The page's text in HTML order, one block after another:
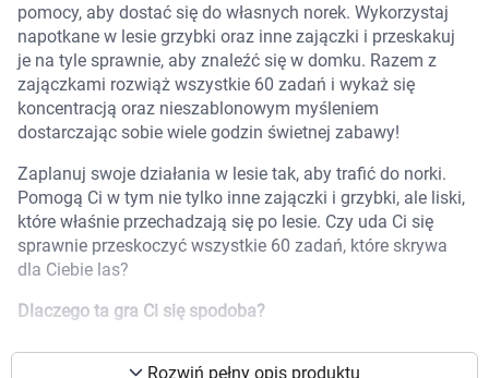
Korzystamy z plików cookies w celu
preferencji. Więcej informacji znajdziesz w
pomocy, aby dostać się do własnych norek. Wykorzystaj
napotkane w lesie grzybki oraz inne zajączki i przeskakuj
je na tyle sprawnie, aby znaleźć się w domku. Razem z
zajączkami rozwiąż wszystkie 60 zadań i wykaż się
koncentracją oraz nieszablonowym myśleniem
dostarczając sobie wiele godzin świetnej zabawy!
Zaplanuj swoje działania w lesie tak, aby trafić do norki.
Pomogą Ci w tym nie tylko inne zajączki i grzybki, ale liski,
które właśnie przechadzają się po lesie. Czy uda Ci się
sprawnie przeskoczyć wszystkie 60 zadań, które skrywa
dla Ciebie las?
Dlaczego ta gra Ci się spodoba?
Tematyka, która przypadnie do gustu nie tylko
Rozwiń pełny opis produktu